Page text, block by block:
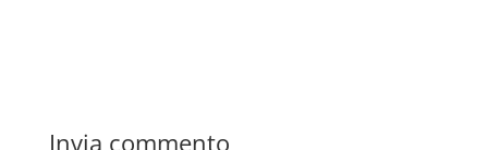
Invia commento